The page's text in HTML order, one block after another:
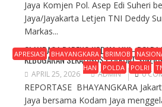
Jaya Komjen Pol. Asep Edi Suheri
Jaya/Jayakarta Letjen TNI Deddy
Markas...
APRESIASI BHAYANGKARA BRIMOB
HAN
POLDA POLRI
OLAHRAGA BARENG KODAM JAYA–POLDA
KEBUGARAN SEKALIGUS PERKUAT
APRIL 25, 2026 ADMIN 0
REPORTASE BHAYANGKARA
Jaya bersama Kodam Jaya